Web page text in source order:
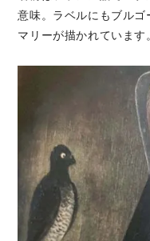
意味。ラベルにもブルゴ
マリーが描かれています